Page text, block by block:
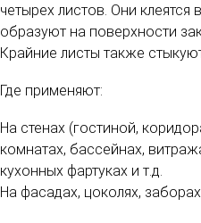
четырех листов. Они
образуют на поверхности
Крайние листы также
Где применяют:
На стенах (гостиной,
комнатах, бассейнах,
кухонных фартуках и т.д.
На фасадах, цоколях,